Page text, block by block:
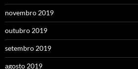
novembro 2019
outubro 2019
setembro 2019
agosto 2019